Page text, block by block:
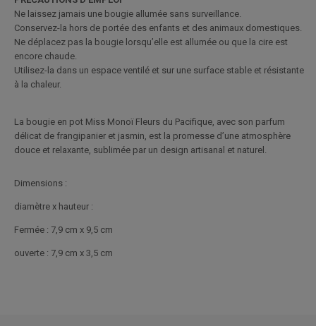
Ne laissez jamais une bougie allumée sans surveillance.
Conservez-la hors de portée des enfants et des animaux domestiques.
Ne déplacez pas la bougie lorsqu’elle est allumée ou que la cire est
encore chaude.
Utilisez-la dans un espace ventilé et sur une surface stable et résistante
à la chaleur.
La bougie en pot Miss Monoï Fleurs du Pacifique, avec son parfum
délicat de frangipanier et jasmin, est la promesse d’une atmosphère
douce et relaxante, sublimée par un design artisanal et naturel.
Dimensions :
diamètre x hauteur :
Fermée : 7,9 cm x 9,5 cm
ouverte : 7,9 cm x 3,5 cm